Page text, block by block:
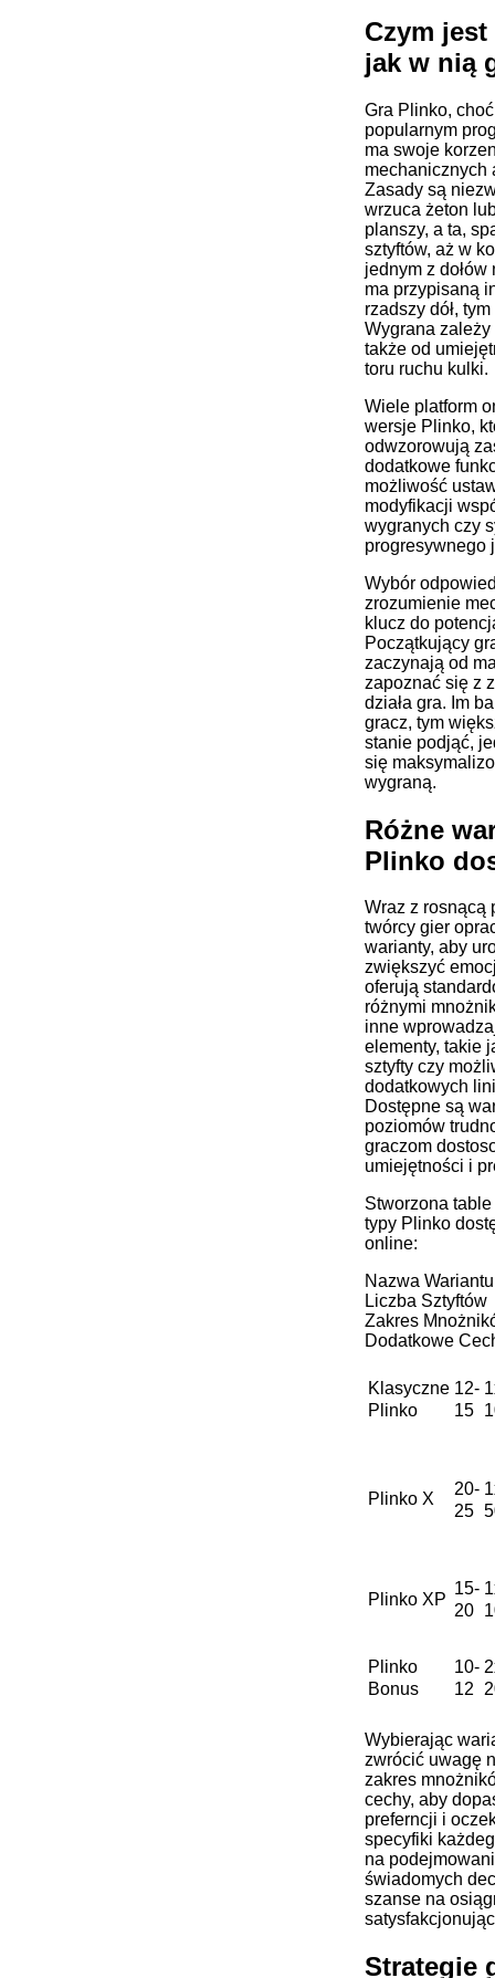
Czym
jak w nią
Gra Plinko,
popularnym
ma swoje
mechanicznych
Zasady są
wrzuca żeton
planszy, a ta,
sztyftów, aż w
jednym z dołów
ma przypisaną
rzadszy dół,
Wygrana
także od
toru ruchu kulki.
Wiele platform
wersje Plinko,
odwzorowują
dodatkowe
możliwość
modyfikacji
wygranych czy
progresywnego
Wybór
zrozumienie
klucz do
Początkujący
zaczynają od
zapoznać się z
działa gra. Im
gracz, tym
stanie podjąć,
się
wygraną.
Różne
Plinko
Wraz z rosnącą
twórcy gier
warianty, aby
zwiększyć
oferują
różnymi
inne
elementy, takie
sztyfty czy
dodatkowych
Dostępne są
poziomów
graczom
umiejętności i
Stworzona
typy Plinko
online:
Nazwa Wariantu
Liczba Sztyftów
Zakres
Dodatkowe
Klasyczne
Plinko
12-
15
Plinko X
20-
25
Plinko XP
15-
20
Plinko
Bonus
10-
12
Wybierając
zwrócić uwagę
zakres
cechy, aby
preferncji i
specyfiki
na
świadomych
szanse na
Strategie